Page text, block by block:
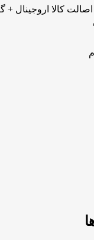
کالا اروجینال +